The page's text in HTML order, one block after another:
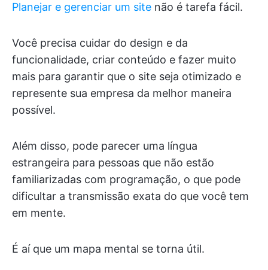
Planejar e gerenciar um site não é tarefa fácil.
Você precisa cuidar do design e da
funcionalidade, criar conteúdo e fazer muito
mais para garantir que o site seja otimizado e
represente sua empresa da melhor maneira
possível.
Além disso, pode parecer uma língua
estrangeira para pessoas que não estão
familiarizadas com programação, o que pode
dificultar a transmissão exata do que você tem
em mente.
É aí que um mapa mental se torna útil.